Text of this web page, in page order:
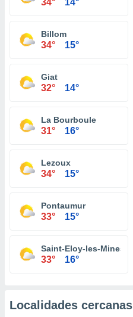
34° 14°
Billom
34° 15°
Giat
32° 14°
La Bourboule
31° 16°
Lezoux
34° 15°
Pontaumur
33° 15°
Saint-Eloy-les-Mines
33° 16°
Localidades cercanas